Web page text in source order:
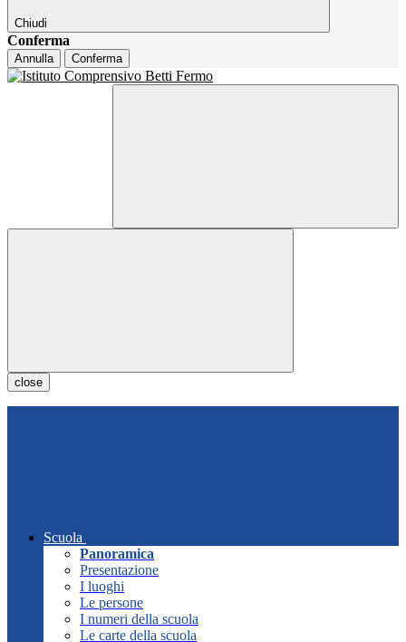
Chiudi
Conferma
Annulla Conferma
close
Scuola
Panoramica
Presentazione
I luoghi
Le persone
I numeri della scuola
Le carte della scuola